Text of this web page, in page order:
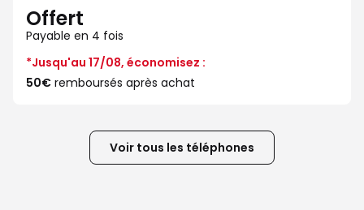
Offert
Payable en 4 fois
*Jusqu'au 17/08, économisez :
50€ remboursés après achat
Voir tous les téléphones